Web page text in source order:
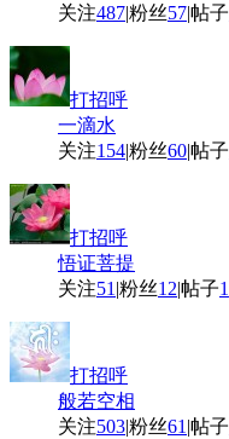
关注487|粉丝57|帖子
打招呼
一滴水
关注154|粉丝60|帖子
打招呼
悟证菩提
关注51 |粉丝12|帖子1
打招呼
般若空相
关注503|粉丝61 |帖子